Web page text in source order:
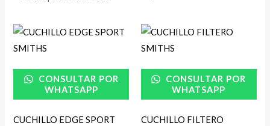
CONSULTAR POR
WHATSAPP
CUCHILLO EDGE SPORT
CONSULTAR POR
WHATSAPP
CUCHILLO FILTERO
Rango
de
$15.900
hasta
$18.900